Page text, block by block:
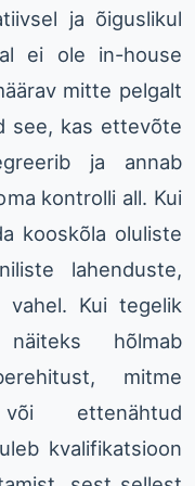
ja õiguslikul
ei ole in-house
mitte pelgalt
see, kas ettevõte
ja annab
kontrolli all. Kui
kooskõla oluliste
lahenduste,
vahel. Kui tegelik
hõlmab
mitme
ettenähtud
kvalifikatsioon